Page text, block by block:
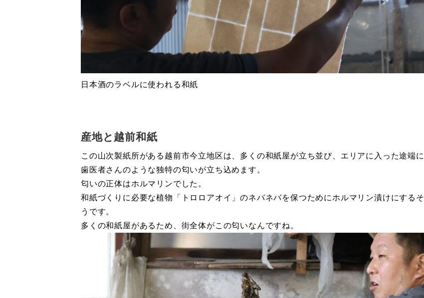
日本酒のラベルに使われる和紙
産地と越前和紙
この山次製紙所がある越前市今立地区は、多くの和紙屋が立ち並び、エリアに入った途端に
歯医者さんのような独特の匂いが立ち込めます。
匂いの正体はホルマリンでした。
和紙づくりに必要な植物「トロロアオイ」のネバネバを保つためにホルマリン漬けにするそ
うです。
多くの和紙屋があるため、街全体がこの匂いなんですね。